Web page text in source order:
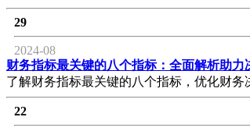
29
2024-08
财务指标最关键的八个指标：全面解析助力
了解财务指标最关键的八个指标，优化财
22